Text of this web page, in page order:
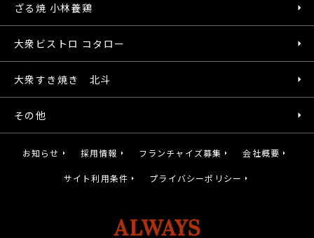
ざる焼 小林養鶏
大衆ビストロ コタロー
大衆すき焼き 北斗
その他
お知らせ 採用情報 フランチャイズ募集 会社概要
サイト利用条件 プライバシーポリシー